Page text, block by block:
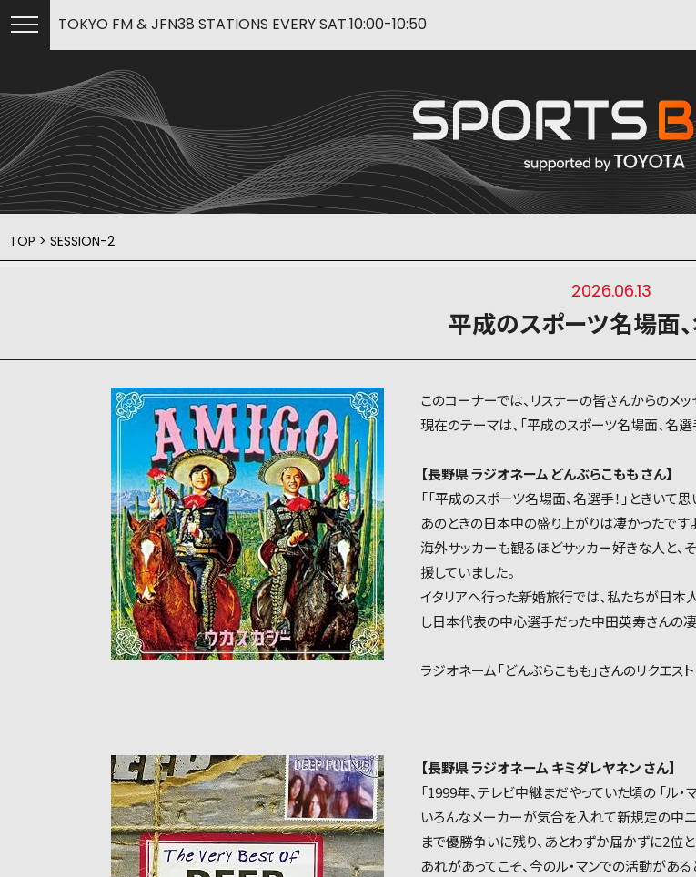
TOKYO FM & JFN38 STATIONS EVERY SAT.10:00-10:50
TOP > SESSION-2
2026.06.13
平成のスポーツ名場面、
このコーナーでは、リスナーの皆さんからのメ
現在のテーマは、「平成のスポーツ名場面、名選手
【長野県 ラジオネーム どんぶらこもも さん】
「「平成のスポーツ名場面、名選手！」ときいて
あのときの日本中の盛り上がりは凄かったです
海外サッカーも観るほどサッカー好きな人と、
援していました。
イタリアへ行った新婚旅行では、私たちが日本
し日本代表の中心選手だった中田英寿さんの凄
ラジオネーム「どんぶらこもも」さんのリクエス
【長野県 ラジオネーム キミダレヤネン さん】
「1999年、テレビ中継まだやっていた頃の 「ル
いろんなメーカーが気合を入れて新規定の中
まで優勝争いに残り、あとわずか届かずに2位
あれがあってこそ、今のル・マンでの活動がある